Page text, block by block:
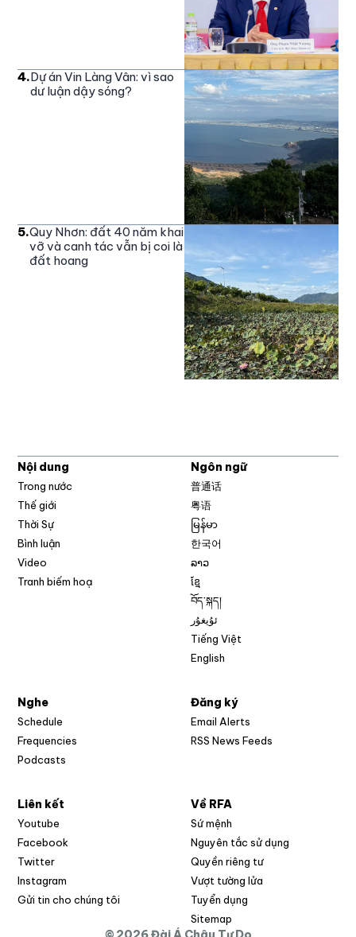
4.Dự án Vin Làng Vân: vì sao
dư luận dậy sóng?
5.Quy Nhơn: đất 40 năm khai
vỡ và canh tác vẫn bị coi là
đất hoang
Nội dung
Trong nước
Thế giới
Thời Sự
Bình luận
Video
Tranh biếm hoạ
Ngôn ngữ
普通话
粤语
မြန်မာ
한국어
ລາວ
ខ្មែ
བོད་སྐད།
ئۇيغۇر
Tiếng Việt
English
Nghe
Schedule
Frequencies
Podcasts
Đăng ký
Email Alerts
RSS News Feeds
Liên kết
Youtube
Facebook
Twitter
Instagram
Gửi tin cho chúng tôi
Về RFA
Sứ mệnh
Nguyên tắc sử dụng
Quyền riêng tư
Vượt tường lửa
Tuyển dụng
Sitemap